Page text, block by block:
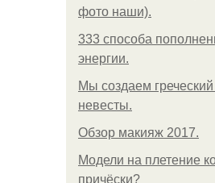
фото наши).
333 способа
энергии.
Мы создаем
невесты.
Обзор макияж 2017.
Модели на плетение
причёски?